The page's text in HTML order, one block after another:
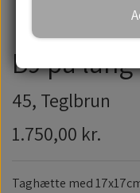
B9 på
45, Teglbrun
1.750,00 kr.
Taghætte med